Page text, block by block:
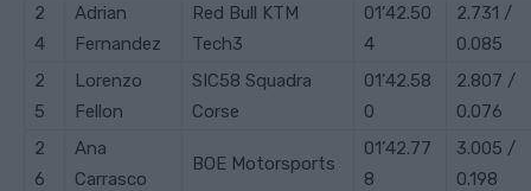
2
4
Adrian
Fernandez
Red Bull KTM
Tech3
01’42.50
4
2.731 /
0.085
2
5
Lorenzo
Fellon
SIC58 Squadra
Corse
01’42.58
0
2.807 /
0.076
2
6
Ana
Carrasco
BOE Motorsports
01’42.77
8
3.005 /
0.198